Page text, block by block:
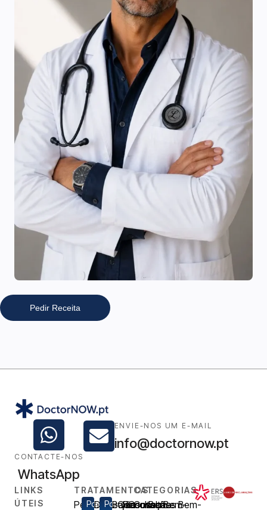
Pedir Receita
CONTACTE-NOS
WhatsApp
ENVIE-NOS UM E-MAIL
info@doctornow.pt
LINKS
ÚTEIS
TRATAMENTOS
PerdaPopular
Disfunção
Popular
Baixa
Consulta
Renovação
Consulta
CATEGORIAS
Consultas
Bem-Bem-Bem-